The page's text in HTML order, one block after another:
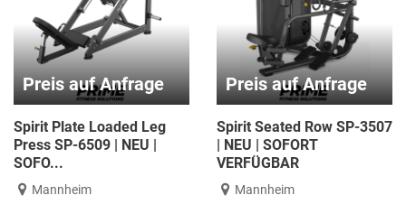
Preis auf Anfrage
Spirit Plate Loaded Leg
Press SP-6509 | NEU |
SOFO...
Mannheim
Preis auf Anfrage
Spirit Seated Row SP-3507
| NEU | SOFORT
VERFÜGBAR
Mannheim